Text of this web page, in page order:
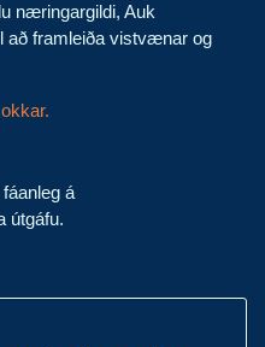
næringargildi, Auk
að framleiða vistvænar og
á
útgáfu.